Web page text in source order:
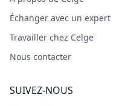
Échanger avec un expert
Travailler chez Celge
Nous contacter
SUIVEZ-NOUS